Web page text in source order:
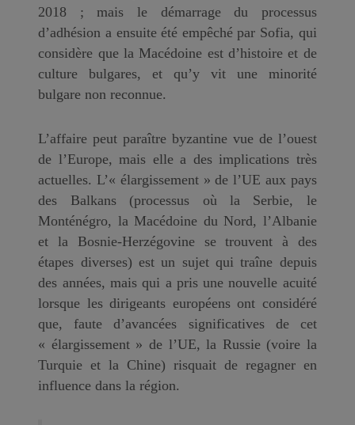
2018 ; mais le démarrage du processus
d’adhésion a ensuite été empêché par Sofia, qui
considère que la Macédoine est d’histoire et de
culture bulgares, et qu’y vit une minorité
bulgare non reconnue.
L’affaire peut paraître byzantine vue de l’ouest
de l’Europe, mais elle a des implications très
actuelles. L’« élargissement » de l’UE aux pays
des Balkans (processus où la Serbie, le
Monténégro, la Macédoine du Nord, l’Albanie
et la Bosnie-Herzégovine se trouvent à des
étapes diverses) est un sujet qui traîne depuis
des années, mais qui a pris une nouvelle acuité
lorsque les dirigeants européens ont considéré
que, faute d’avancées significatives de cet
« élargissement » de l’UE, la Russie (voire la
Turquie et la Chine) risquait de regagner en
influence dans la région.